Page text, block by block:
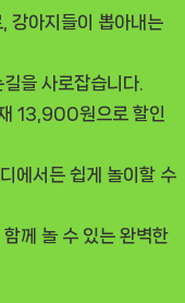
강아지들이 뽑아내는
을 사로잡습니다.
13,900원으로 할인
에서든 쉽게 놀이할 수
께 놀 수 있는 완벽한